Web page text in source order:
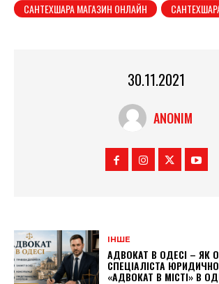
САНТЕХШАРА МАГАЗИН ОНЛАЙН
30.11.2021
ANONIM
ІНШЕ
АДВОКАТ В ОДЕСІ – ЯК
СПЕЦІАЛІСТА
«АДВОКАТ В МІСТІ» В